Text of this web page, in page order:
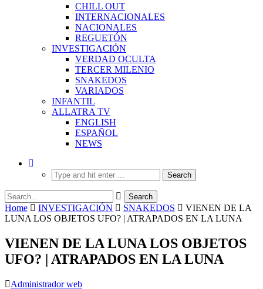
CHILL OUT
INTERNACIONALES
NACIONALES
REGUETÓN
INVESTIGACIÓN
VERDAD OCULTA
TERCER MILENIO
SNAKEDOS
VARIADOS
INFANTIL
ALLATRA TV
ENGLISH
ESPAÑOL
NEWS
Home INVESTIGACIÓN SNAKEDOS
VIENEN DE LA
LUNA LOS OBJETOS UFO? | ATRAPADOS EN LA LUNA
VIENEN DE LA LUNA LOS OBJETOS
UFO? | ATRAPADOS EN LA LUNA
Administrador web